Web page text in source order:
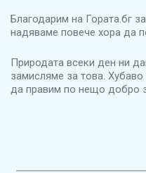
Благодарим на Гората.бг
надяваме повече хора да
Природата всеки ден ни
замисляме за това.
да правим по нещо добро